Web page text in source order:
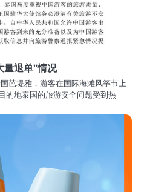
量退单”情况
芭堤雅，游客在国际海滩风筝节上
的地泰国的旅游安全问题受到热